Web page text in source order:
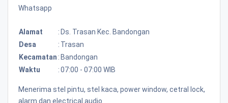
Whatsapp
Alamat : Ds. Trasan Kec. Bandongan
Desa
: Trasan
Kecamatan : Bandongan
Waktu
:07:00 - 07:00 WIB
Menerima stel pintu, stel kaca, power window, cetral lock,
alarm dan electrical audio